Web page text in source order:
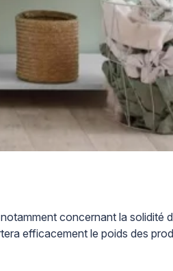
concernant la solidité
efficacement le poids des